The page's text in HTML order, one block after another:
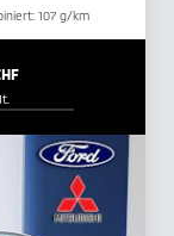
107 g/km